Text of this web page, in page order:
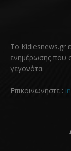
Το Kidiesnews.gr
ενημέρωσης που
γεγονότα.
Επικοινωνήστε :